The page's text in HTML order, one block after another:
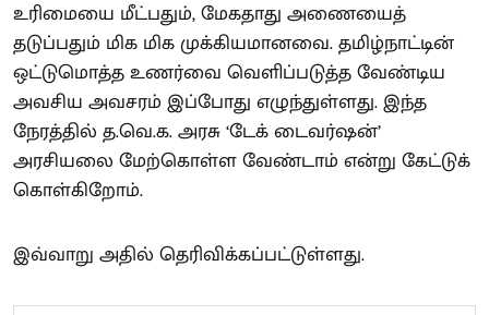
உரிமையை மீட்பதும், மேகதாது அணையைத்
தடுப்பதும் மிக மிக முக்கியமானவை. தமிழ்நாட்டின்
ஒட்டுமொத்த உணர்வை வெளிப்படுத்த வேண்டிய
அவசிய அவசரம் இப்போது எழுந்துள்ளது. இந்த
நேரத்தில் த.வெ.க. அரசு ‘டேக் டைவர்ஷன்’
அரசியலை மேற்கொள்ள வேண்டாம் என்று கேட்டுக்
கொள்கிறோம்.
இவ்வாறு அதில் தெரிவிக்கப்பட்டுள்ளது.